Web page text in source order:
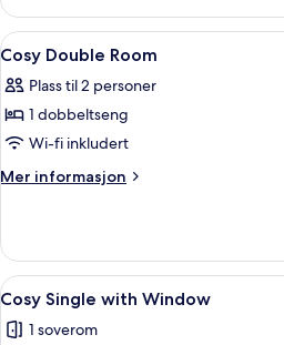
Twin
Room
Åpne
alle
bildene
av
Cosy
Double
5
Cosy Double Room
Plass til 2 personer
1 dobbeltseng
Wi-fi inkludert
Mer informasjon
Mer
Double
Room
Åpne
alle
bildene
6
Cosy Single with Window
1 soverom